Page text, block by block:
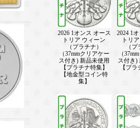
2026 1オンス オース
トリア ウィーン
（プラチナ）
（37mmクリアケー
ス付き) 新品未使用
【プラチナ特集】
【地金型コイン特
集】
2024 1
トリ
（
（
ス付き)
【プ